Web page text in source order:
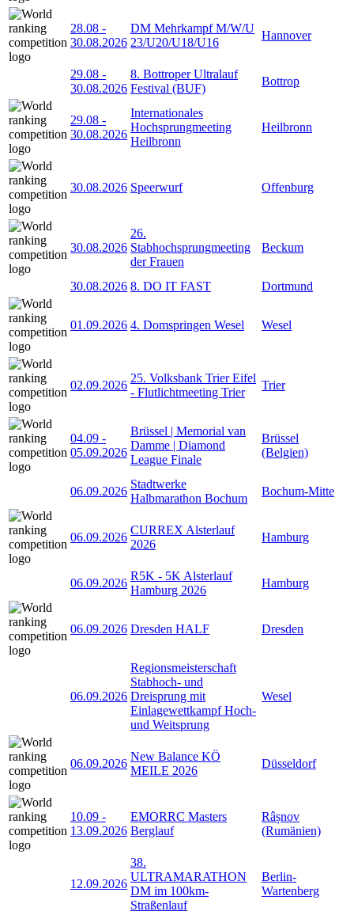
28.08 -
30.08.2026
DM Mehrkampf M/W/U
23/U20/U18/U16
Hannover
29.08 -
30.08.2026
8. Bottroper Ultralauf
Festival (BUF)
Bottrop
29.08 -
30.08.2026
Internationales
Hochsprungmeeting
Heilbronn
Heilbronn
30.08.2026 Speerwurf Offenburg
30.08.2026
26.
Stabhochsprungmeeting
der Frauen
Beckum
30.08.2026 8. DO IT FAST Dortmund
01.09.2026 4. Domspringen Wesel Wesel
02.09.2026
25. Volksbank Trier Eifel
- Flutlichtmeeting Trier
Trier
04.09 -
05.09.2026
Brüssel | Memorial van
Damme | Diamond
League Finale
Brüssel
(Belgien)
06.09.2026
Stadtwerke
Halbmarathon Bochum
Bochum-Mitte
06.09.2026
CURREX Alsterlauf
2026
Hamburg
06.09.2026
R5K - 5K Alsterlauf
Hamburg 2026
Hamburg
06.09.2026 Dresden HALF Dresden
06.09.2026
Regionsmeisterschaft
Stabhoch- und
Dreisprung mit
Einlagewettkampf Hoch-
und Weitsprung
Wesel
06.09.2026
New Balance KÖ
MEILE 2026
Düsseldorf
10.09 -
13.09.2026
EMORRC Masters
Berglauf
Râșnov
(Rumänien)
12.09.2026
38.
ULTRAMARATHON
DM im 100km-
Straßenlauf
Berlin-
Wartenberg